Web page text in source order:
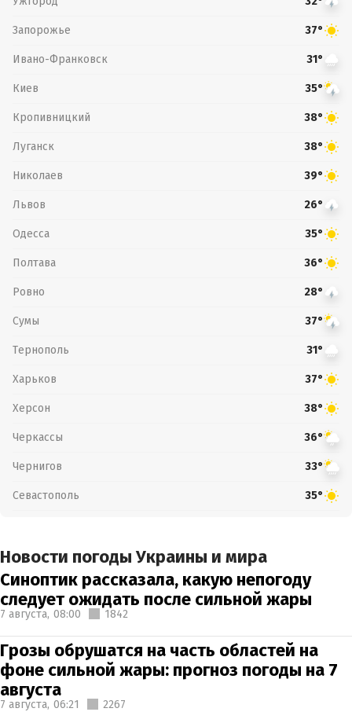
Запорожье 37°
Ивано-Франковск 31°
Киев 35°
Кропивницкий 38°
Луганск 38°
Николаев 39°
Львов 26°
Одесса 35°
Полтава 36°
Ровно 28°
Сумы 37°
Тернополь 31°
Харьков 37°
Херсон 38°
Черкассы 36°
Чернигов 33°
Севастополь 35°
Новости погоды Украины и мира
Синоптик рассказала, какую непогоду
следует ожидать после сильной жары
7 августа, 08:00 1842
Грозы обрушатся на часть областей на
фоне сильной жары: прогноз погоды на 7
августа
7 августа, 06:21 2267